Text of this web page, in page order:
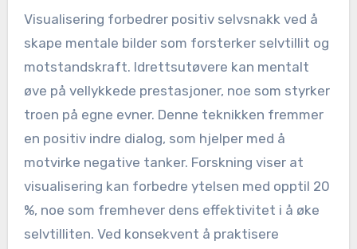
Visualisering forbedrer positiv selvsnakk ved å
skape mentale bilder som forsterker selvtillit og
motstandskraft. Idrettsutøvere kan mentalt
øve på vellykkede prestasjoner, noe som styrker
troen på egne evner. Denne teknikken fremmer
en positiv indre dialog, som hjelper med å
motvirke negative tanker. Forskning viser at
visualisering kan forbedre ytelsen med opptil 20
%, noe som fremhever dens effektivitet i å øke
selvtilliten. Ved konsekvent å praktisere